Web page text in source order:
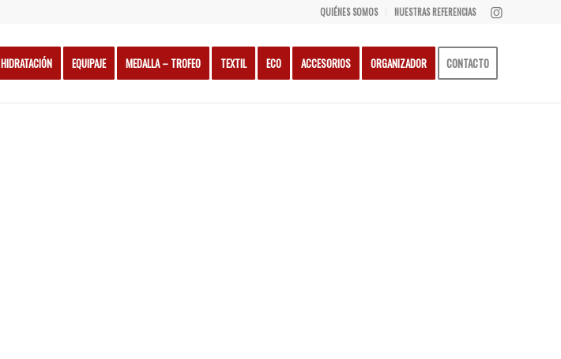
QUIÉNES SOMOS NUESTRAS REFERENCIAS
HIDRATACIÓN EQUIPAJE MEDALLA – TROFEO TEXTIL ECO ACCESORIOS ORGANIZADOR CONTACTO